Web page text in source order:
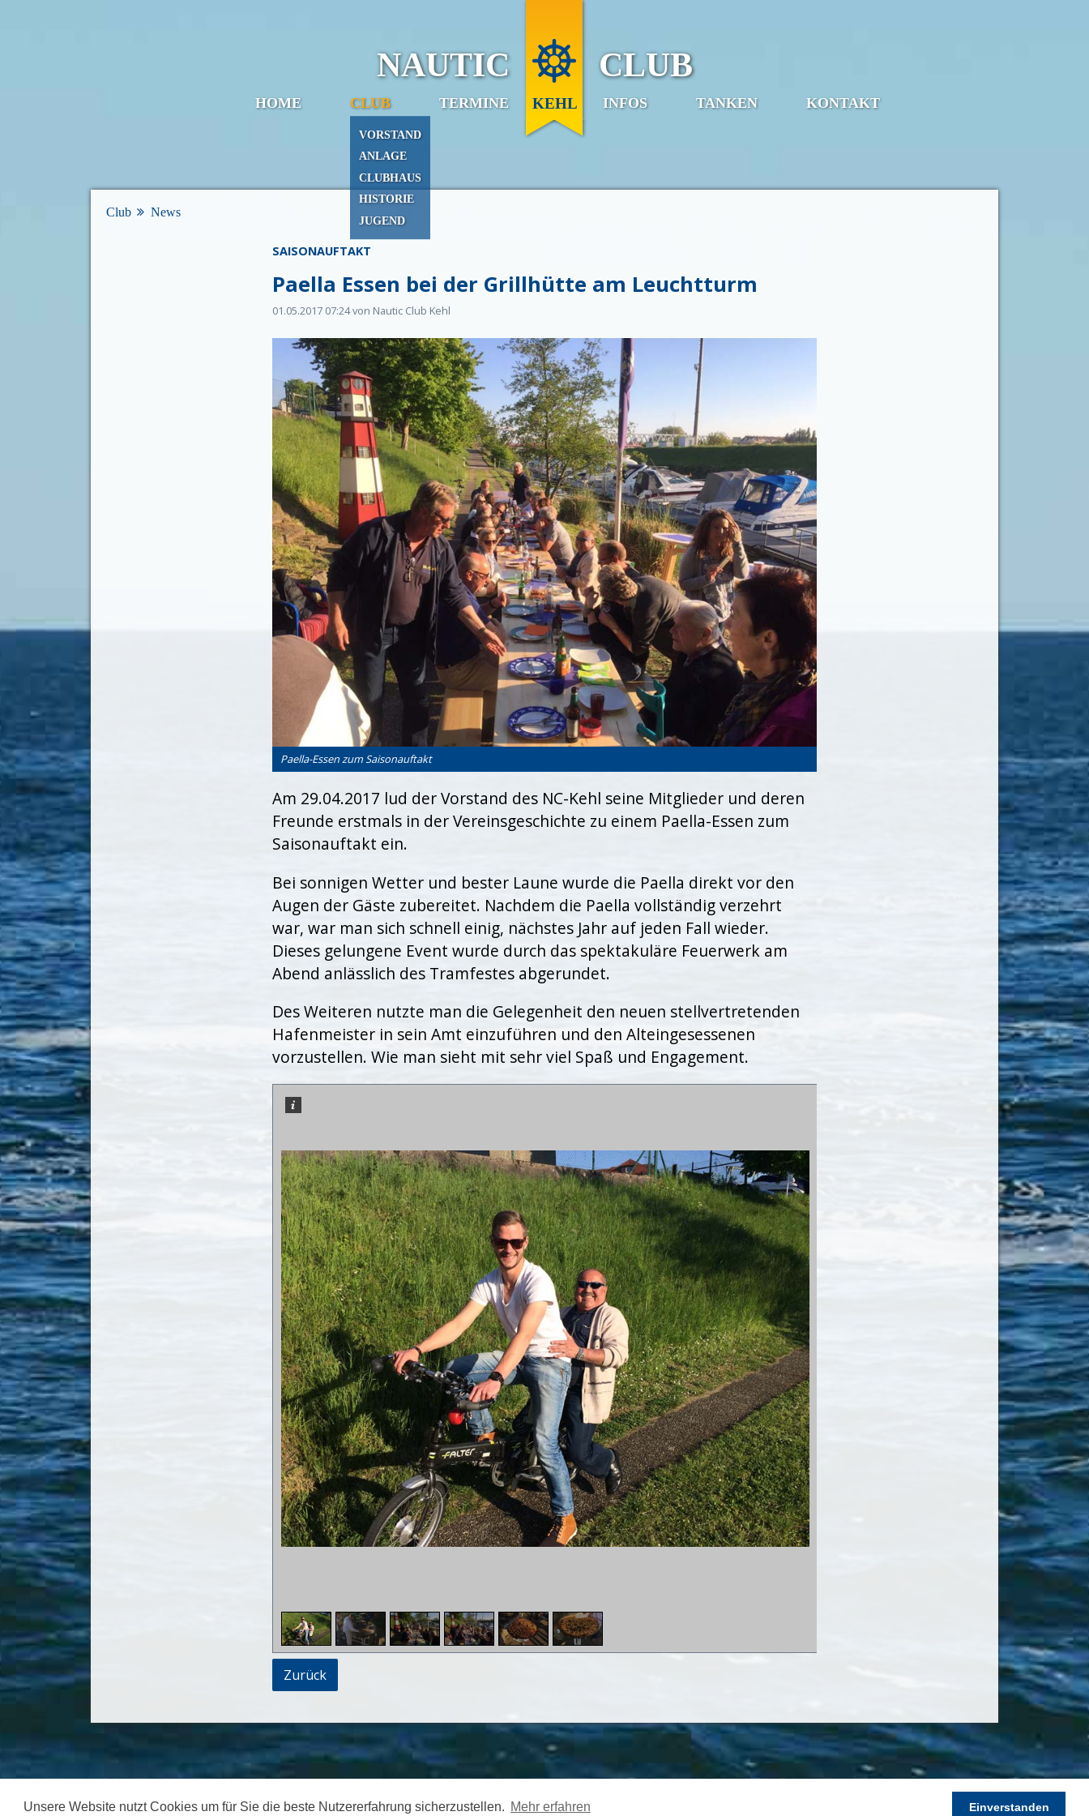
Unsere Website nutzt Cookies um für Sie die beste Nutzererfahrung sicherzustellen. Mehr erfahren Einverstanden
NAUTIC
KEHL
CLUB
HOME CLUB
VORSTAND
ANLAGE
CLUBHAUS
HISTORIE
JUGEND
TERMINE INFOS TANKEN KONTAKT
Club News
SAISONAUFTAKT
Paella Essen bei der Grillhütte am Leuchtturm
01.05.2017 07:24von Nautic Club Kehl
Paella-Essen zum Saisonauftakt
Am 29.04.2017 lud der Vorstand des NC-Kehl seine Mitglieder und deren
Freunde erstmals in der Vereinsgeschichte zu einem Paella-Essen zum
Saisonauftakt ein.
Bei sonnigen Wetter und bester Laune wurde die Paella direkt vor den
Augen der Gäste zubereitet. Nachdem die Paella vollständig verzehrt
war, war man sich schnell einig, nächstes Jahr auf jeden Fall wieder.
Dieses gelungene Event wurde durch das spektakuläre Feuerwerk am
Abend anlässlich des Tramfestes abgerundet.
Des Weiteren nutzte man die Gelegenheit den neuen stellvertretenden
Hafenmeister in sein Amt einzuführen und den Alteingesessenen
vorzustellen. Wie man sieht mit sehr viel Spaß und Engagement.
Zurück